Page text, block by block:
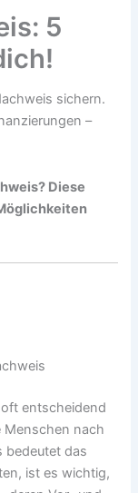
5
sichern.
–
Diese
entscheidend
Menschen nach
bedeutet das
ist es wichtig,